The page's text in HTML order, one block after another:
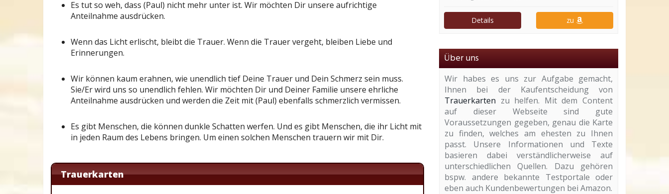
Es tut so weh, dass (Paul) nicht mehr unter ist. Wir möchten Dir unsere aufrichtige
Anteilnahme ausdrücken.
Wenn das Licht erlischt, bleibt die Trauer. Wenn die Trauer vergeht, bleiben Liebe und
Erinnerungen.
Wir können kaum erahnen, wie unendlich tief Deine Trauer und Dein Schmerz sein muss.
Sie/Er wird uns so unendlich fehlen. Wir möchten Dir und Deiner Familie unsere ehrliche
Anteilnahme ausdrücken und werden die Zeit mit (Paul) ebenfalls schmerzlich vermissen.
Es gibt Menschen, die können dunkle Schatten werfen. Und es gibt Menschen, die ihr Licht mit
in jeden Raum des Lebens bringen. Um einen solchen Menschen trauern wir mit Dir.
Trauerkarten
Details zu
Über uns
Wir habes es uns zur Aufgabe gemacht,
Ihnen bei der Kaufentscheidung von
Trauerkarten zu helfen. Mit dem Content
auf dieser Webseite sind gute
Voraussetzungen gegeben, genau die Karte
zu finden, welches am ehesten zu Ihnen
passt. Unsere Informationen und Texte
basieren dabei verständlicherweise auf
unterschiedlichen Quellen. Dazu gehören
bspw. andere bekannte Testportale oder
eben auch Kundenbewertungen bei Amazon.